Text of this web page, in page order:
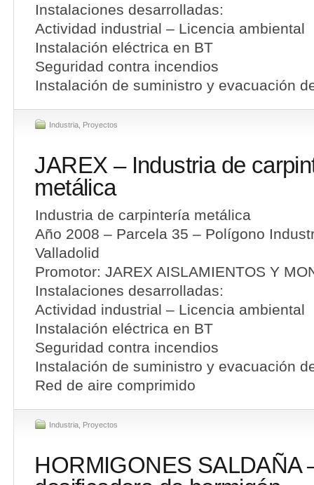
Instalaciones desarrolladas:
Actividad industrial – Licencia ambiental
Instalación eléctrica en BT
Seguridad contra incendios
Instalación de suministro y evacuación
Industria Proyectos
JAREX – Industria de
metálica
Industria de carpintería metálica
Año 2008 – Parcela 35 – Polígono
Valladolid
Promotor: JAREX AISLAMIENTOS Y
Instalaciones desarrolladas:
Actividad industrial – Licencia ambiental
Instalación eléctrica en BT
Seguridad contra incendios
Instalación de suministro y evacuación
Red de aire comprimido
Industria Proyectos
HORMIGONES SALDAÑA